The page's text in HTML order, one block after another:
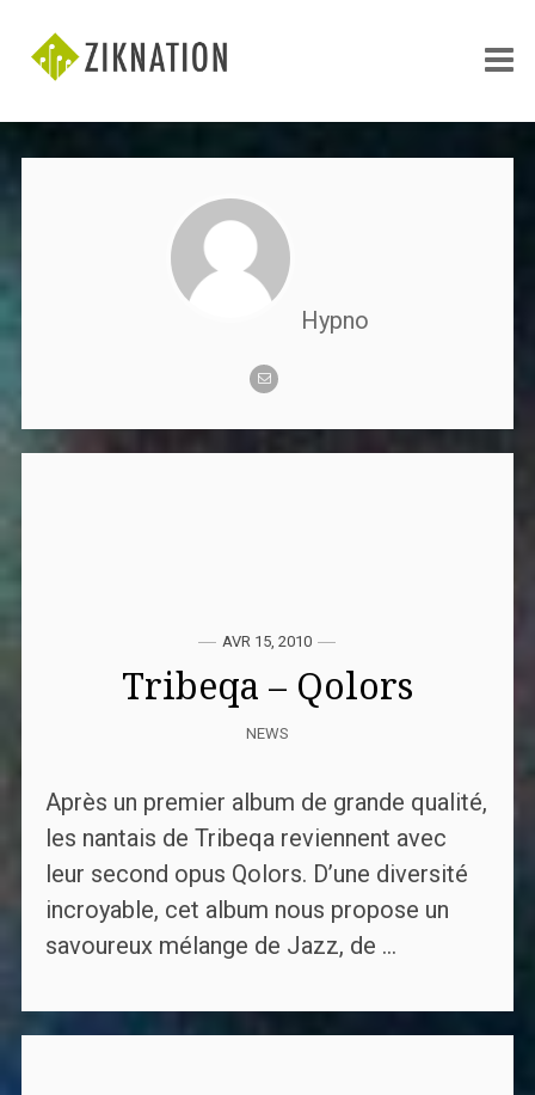
Hypno
AVR 15, 2010
Tribeqa – Qolors
NEWS
Après un premier album de grande qualité,
les nantais de Tribeqa reviennent avec
leur second opus Qolors. D’une diversité
incroyable, cet album nous propose un
savoureux mélange de Jazz, de ...